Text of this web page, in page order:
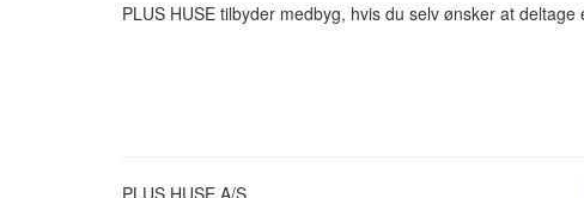
PLUS HUSE tilbyder medbyg, hvis du selv ønsker at
PLUS HUSE A/S